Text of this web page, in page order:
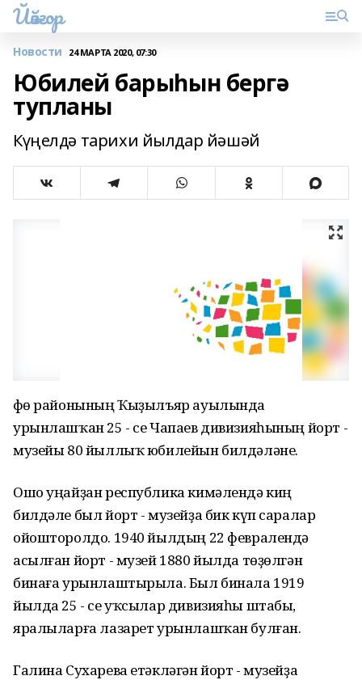
Йәйғор
Новости 24 МАРТА 2020, 07:30
Юбилей барыһын бергә
тупланы
Күңелдә тарихи йылдар йәшәй
Өфө районының Ҡыҙылъяр ауылында
урынлашҡан 25 - се Чапаев дивизияһының йорт -
музейы 80 йыллыҡ юбилейын билдәләне.
Ошо уңайҙан республика кимәлендә киң
билдәле был йорт - музейҙа бик күп саралар
ойошторолдо. 1940 йылдың 22 февралендә
асылған йорт - музей 1880 йылда төҙөлгән
бинаға урынлаштырыла. Был бинала 1919
йылда 25 - се уҡсылар дивизияһы штабы,
яралыларға лазарет урынлашҡан булған.
Галина Сухарева етәкләгән йорт - музейҙа